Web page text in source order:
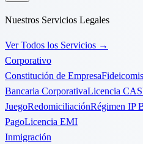
Nuestros Servicios Legales
Ver Todos los Servicios →
Corporativo
Constitución de Empresa
Bancaria CorporativaLicencia
JuegoRedomiciliaciónRégimen IP
PagoLicencia EMI
Inmigración